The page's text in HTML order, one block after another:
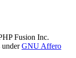
Fusion Inc.
underGNU Affero